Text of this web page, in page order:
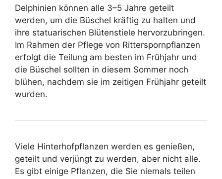
Delphinien können alle 3–5 Jahre geteilt
werden, um die Büschel kräftig zu halten und
ihre statuarischen Blütenstiele hervorzubringen.
Im Rahmen der Pflege von Ritterspornpflanzen
erfolgt die Teilung am besten im Frühjahr und
die Büschel sollten in diesem Sommer noch
blühen, nachdem sie im zeitigen Frühjahr geteilt
wurden.
Viele Hinterhofpflanzen werden es genießen,
geteilt und verjüngt zu werden, aber nicht alle.
Es gibt einige Pflanzen, die Sie niemals teilen